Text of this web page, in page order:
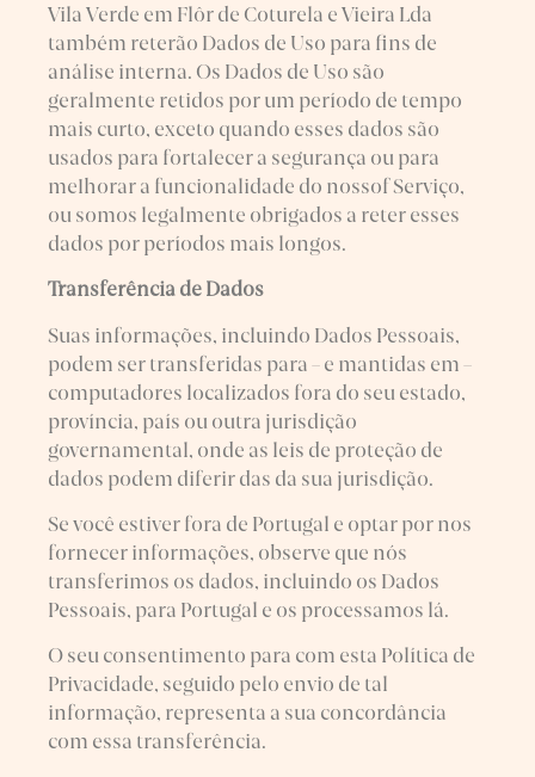
Vila Verde em Flôr de Coturela e Vieira Lda
também reterão Dados de Uso para fins de
análise interna. Os Dados de Uso são
geralmente retidos por um período de tempo
mais curto, exceto quando esses dados são
usados para fortalecer a segurança ou para
melhorar a funcionalidade do nossof Serviço,
ou somos legalmente obrigados a reter esses
dados por períodos mais longos.
Transferência de Dados
Suas informações, incluindo Dados Pessoais,
podem ser transferidas para – e mantidas em –
computadores localizados fora do seu estado,
província, país ou outra jurisdição
governamental, onde as leis de proteção de
dados podem diferir das da sua jurisdição.
Se você estiver fora de Portugal e optar por nos
fornecer informações, observe que nós
transferimos os dados, incluindo os Dados
Pessoais, para Portugal e os processamos lá.
O seu consentimento para com esta Política de
Privacidade, seguido pelo envio de tal
informação, representa a sua concordância
com essa transferência.